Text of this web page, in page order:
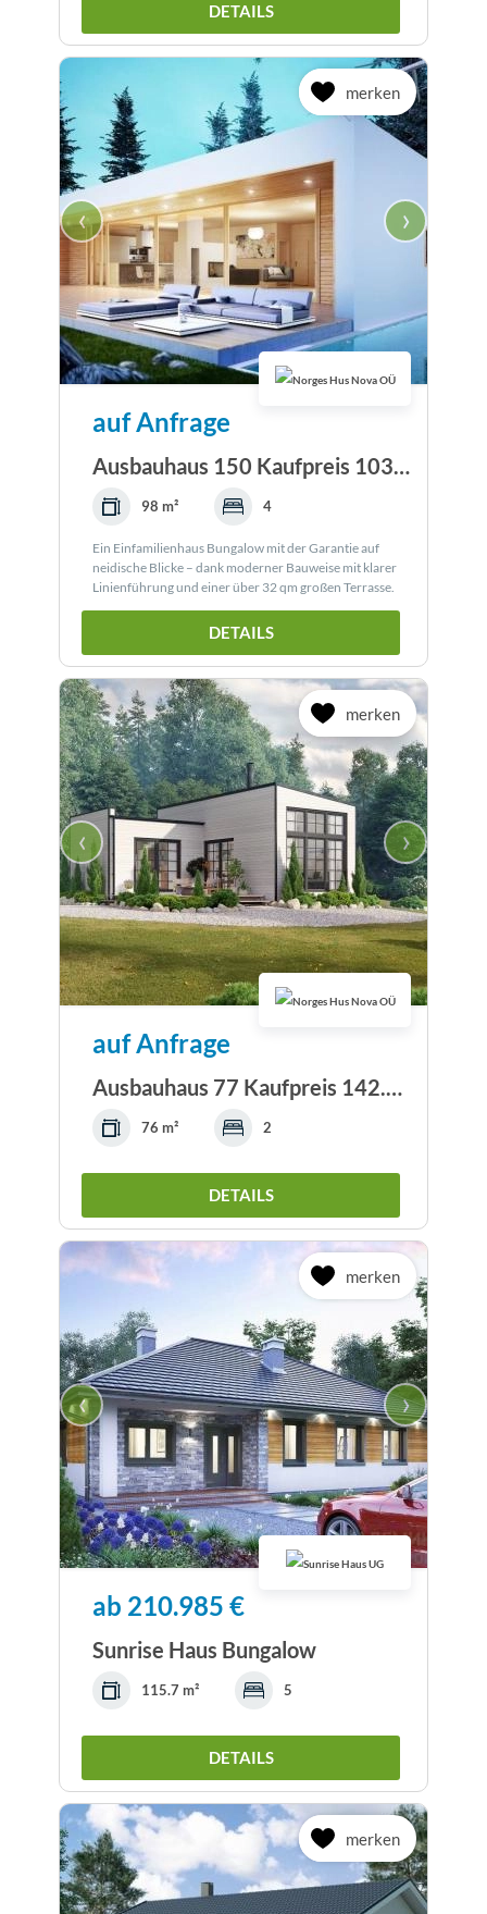
DETAILS
merken
‹ ›
auf Anfrage
Ausbauhaus 150 Kaufpreis 103.520.-- € inkl. 19%...
98 m² 4
Ein Einfamilienhaus Bungalow mit der Garantie auf
neidische Blicke – dank moderner Bauweise mit klarer
Linienführung und einer über 32 qm großen Terrasse.
DETAILS
merken
‹ ›
auf Anfrage
Ausbauhaus 77 Kaufpreis 142.100.-- € inkl. 19%...
76 m² 2
DETAILS
merken
‹ ›
ab 210.985 €
Sunrise Haus Bungalow
115.7 m² 5
DETAILS
merken